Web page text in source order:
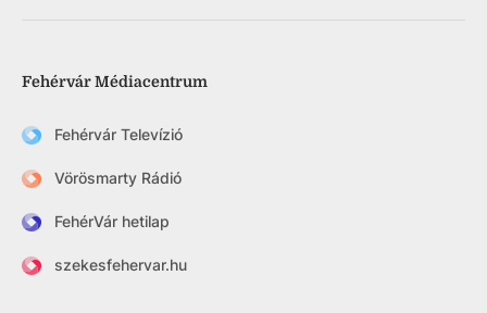
Fehérvár Médiacentrum
Fehérvár Televízió
Vörösmarty Rádió
FehérVár hetilap
szekesfehervar.hu